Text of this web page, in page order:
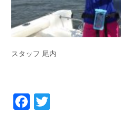
スタッフ 尾内
Facebook